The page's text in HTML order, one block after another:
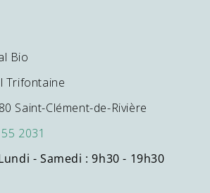
Bio
Trifontaine
Saint-Clément-de-Rivière
2031
- Samedi : 9h30 - 19h30